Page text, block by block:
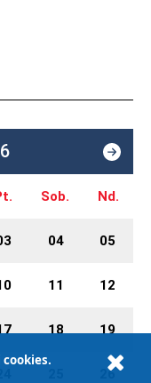
Sob. Nd.
04 05
11 12
18 19
26